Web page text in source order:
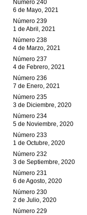
Número 240
6 de Mayo, 2021
Número 239
1 de Abril, 2021
Número 238
4 de Marzo, 2021
Número 237
4 de Febrero, 2021
Número 236
7 de Enero, 2021
Número 235
3 de Diciembre, 2020
Número 234
5 de Noviembre, 2020
Número 233
1 de Octubre, 2020
Número 232
3 de Septiembre, 2020
Número 231
6 de Agosto, 2020
Número 230
2 de Julio, 2020
Número 229